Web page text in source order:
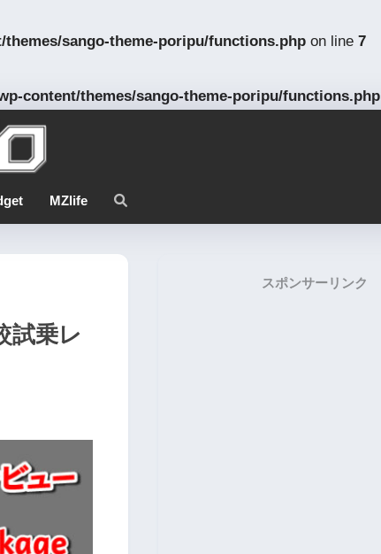
sango-theme-poripu/functions.php on line 7
content/themes/sango-theme-poripu/functions.php
MZlife
試乗レ
スポンサーリンク